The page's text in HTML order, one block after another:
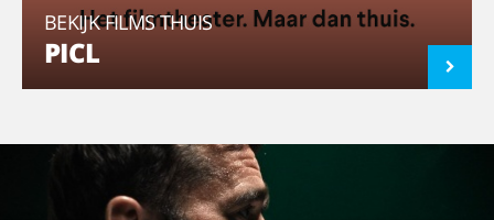
BEKIJK FILMS THUIS
PICL